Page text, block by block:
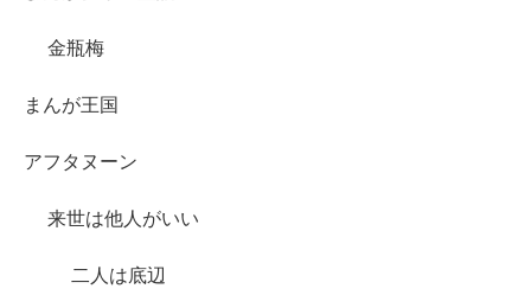
金瓶梅
まんが王国
アフタヌーン
来世は他人がいい
二人は底辺